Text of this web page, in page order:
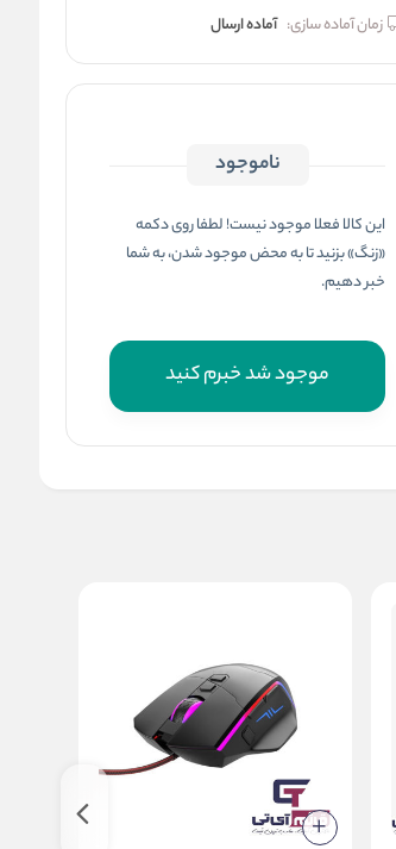
زمان آماده سازی: آماده ارسال
ناموجود
این کالا فعلا موجود نیست! لطفا روی دکمه
«زنگ» بزنید تا به محض موجود شدن، به شما
خبر دهیم.
موجود شد خبرم کنید